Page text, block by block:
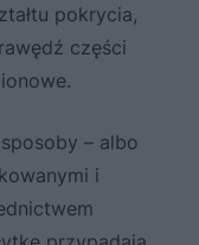
pokrycia,
części
– albo
i